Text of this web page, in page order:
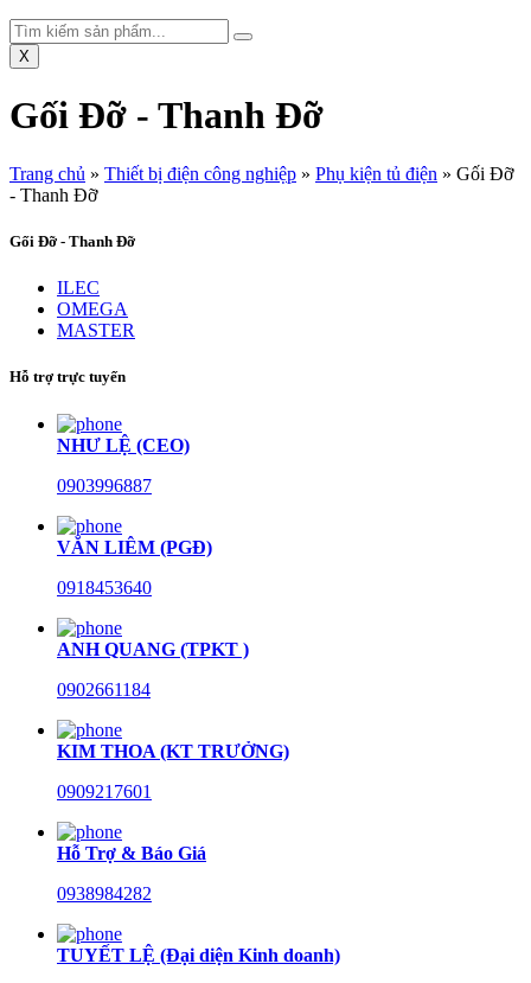
X
Gối Đỡ - Thanh Đỡ
Trang chủ » Thiết bị điện công nghiệp » Phụ kiện tủ điện » Gối Đỡ
- Thanh Đỡ
Gối Đỡ - Thanh Đỡ
ILEC
OMEGA
MASTER
Hỗ trợ trực tuyến
NHƯ LỆ (CEO)
0903996887
VĂN LIÊM (PGĐ)
0918453640
ANH QUANG (TPKT )
0902661184
KIM THOA (KT TRƯỞNG)
0909217601
Hỗ Trợ & Báo Giá
0938984282
TUYẾT LỆ (Đại diện Kinh doanh)